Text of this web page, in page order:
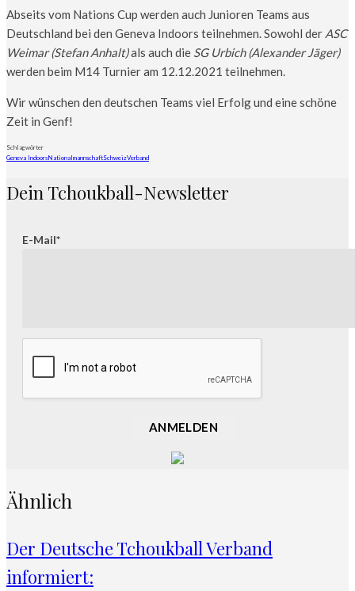
Abseits vom Nations Cup werden auch Junioren Teams aus
Deutschland bei den Geneva Indoors teilnehmen. Sowohl der ASC
Weimar (Stefan Anhalt)als auch die SG Urbich (Alexander Jäger)
werden beim M14 Turnier am 12.12.2021 teilnehmen.
Wir wünschen den deutschen Teams viel Erfolg und eine schöne
Zeit in Genf!
Schlagwörter
Geneva IndoorsNationalmannschaftSchweizVerband
Dein Tchoukball-Newsletter
E-Mail*
ANMELDEN
Ähnlich
Der Deutsche Tchoukball Verband
informiert: